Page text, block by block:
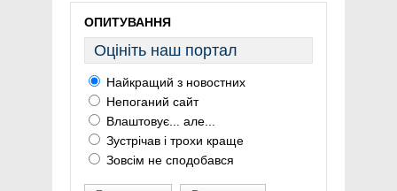
ОПИТУВАННЯ
Оцініть наш портал
Найкращий з новостних
Непоганий сайт
Влаштовує... але...
Зустрічав і трохи краще
Зовсім не сподобався